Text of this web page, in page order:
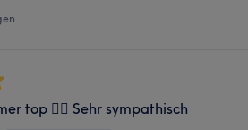
top 👍🏽 Sehr sympathisch